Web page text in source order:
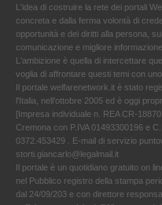
L'idea di costruire la rete dei portali
concreta e dalla ferma volontà di
opportunità e dei diritti alla persona,
comunicazione e migliore informazione.
L'ambizione è quella di intercettare
voglia di affrontare questi temi con
Il portale welfarenetwork.it è stato
l'Italia, nell’ottobre 2005 ed è oggi
[Impresa individuale n. REA CR-
Cremona con P.IVA 01493300196 e
0372.453429 . E-mail di servizio
storti.giancarlo@legalmail.it
Il portale è un quotidiano gratuito on
nel Pubblico registro della stampa
dal 24/09/203 e con direttore